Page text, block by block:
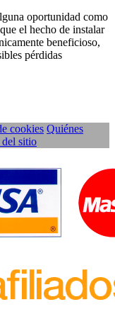
oportunidad como
el hecho de instalar
beneficioso,
pérdidas
cookies Quiénes
sitio